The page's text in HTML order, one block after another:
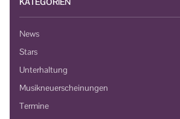
News
Stars
Unterhaltung
Musikneuerscheinungen
Termine